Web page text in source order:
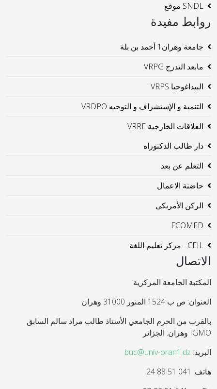
SNDL موقع
روابط مفيدة
جامعة وهران1 أحمد بن بلة
مابعد التدرج VRPG
البيداغوجيا VRPS
التنمية و الإستشراف و التوجيه VRDPO
العلاقات الخارجية VRRE
دار طالب الدكتوراه
التعلم عن بعد
حاضنة الاعمال
الركن الأمريكي
ECOMED
CEIL - مركز تعليم اللغة
الاتصال
المكتبة الجامعة المركزية
العنوان: ص ب 1524 المنور 31000 وهران
بالقرب من الحرم الجامعي الأستاذ طالب مراد سالم السابق
IGMO وهران. الجزائر
البريد: buc@univ-oran1.dz
هاتف: 041 51 88 24